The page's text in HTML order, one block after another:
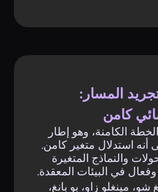
المسار:
كامن
الكامنة، وهو إطار
استدلال متغير كامن.
والنماذج المتغيرة
في البيئات المعقدة.
شو، مينغلو زاو، بو بانغ،